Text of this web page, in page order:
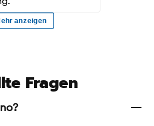
Fragen